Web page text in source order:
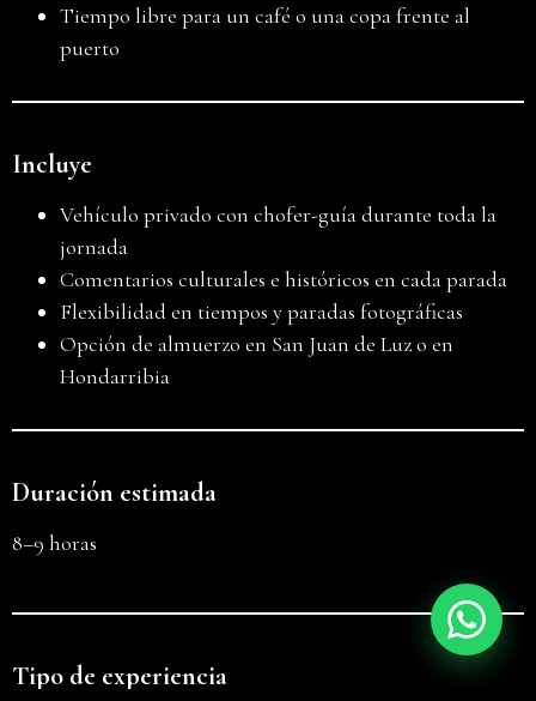
Tiempo libre para un café o una copa frente al
puerto
Incluye
Vehículo privado con chofer-guía durante toda la
jornada
Comentarios culturales e históricos en cada parada
Flexibilidad en tiempos y paradas fotográficas
Opción de almuerzo en San Juan de Luz o en
Hondarribia
Duración estimada
8–9 horas
Tipo de experiencia
Háblanos